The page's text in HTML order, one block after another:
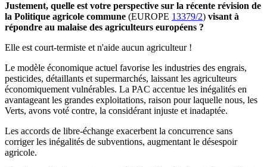
Justement, quelle est votre perspective sur la récente révision de
la Politique agricole commune (EUROPE 13379/2) visant à
répondre au malaise des agriculteurs européens ?
Elle est court-termiste et n'aide aucun agriculteur !
Le modèle économique actuel favorise les industries des engrais,
pesticides, détaillants et supermarchés, laissant les agriculteurs
économiquement vulnérables. La PAC accentue les inégalités en
avantageant les grandes exploitations, raison pour laquelle nous, les
Verts, avons voté contre, la considérant injuste et inadaptée.
Les accords de libre-échange exacerbent la concurrence sans
corriger les inégalités de subventions, augmentant le désespoir
agricole.